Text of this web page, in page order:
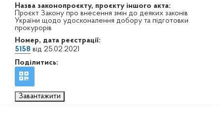
Назва законопроєкту, проєкту іншого акта:
Проєкт Закону про внесення змін до деяких законів
України щодо удосконалення добору та підготовки
прокурорів
Номер, дата реєстрації:
5158 від 25.02.2021
Поділитись:
Завантажити